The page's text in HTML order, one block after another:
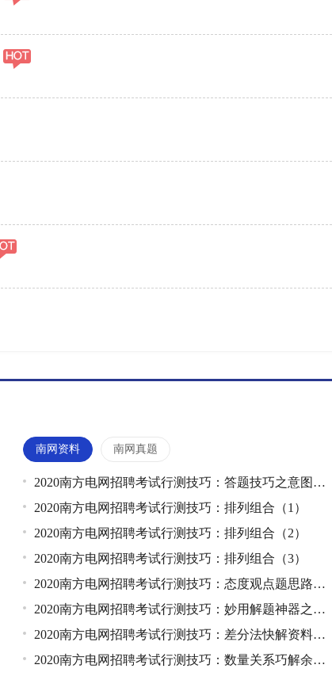
南网资料 南网真题
2020南方电网招聘考试行测技巧：答题技巧之意图推断
2020南方电网招聘考试行测技巧：排列组合（1）
2020南方电网招聘考试行测技巧：排列组合（2）
2020南方电网招聘考试行测技巧：排列组合（3）
2020南方电网招聘考试行测技巧：态度观点题思路详解
2020南方电网招聘考试行测技巧：妙用解题神器之特值法
2020南方电网招聘考试行测技巧：差分法快解资料分析题
2020南方电网招聘考试行测技巧：数量关系巧解余数问题